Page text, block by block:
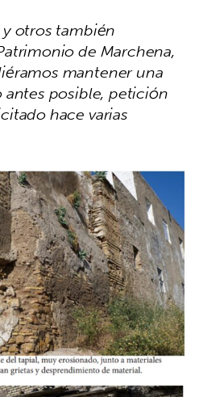
otros también
de Marchena,
mantener una
posible, petición
hace varias